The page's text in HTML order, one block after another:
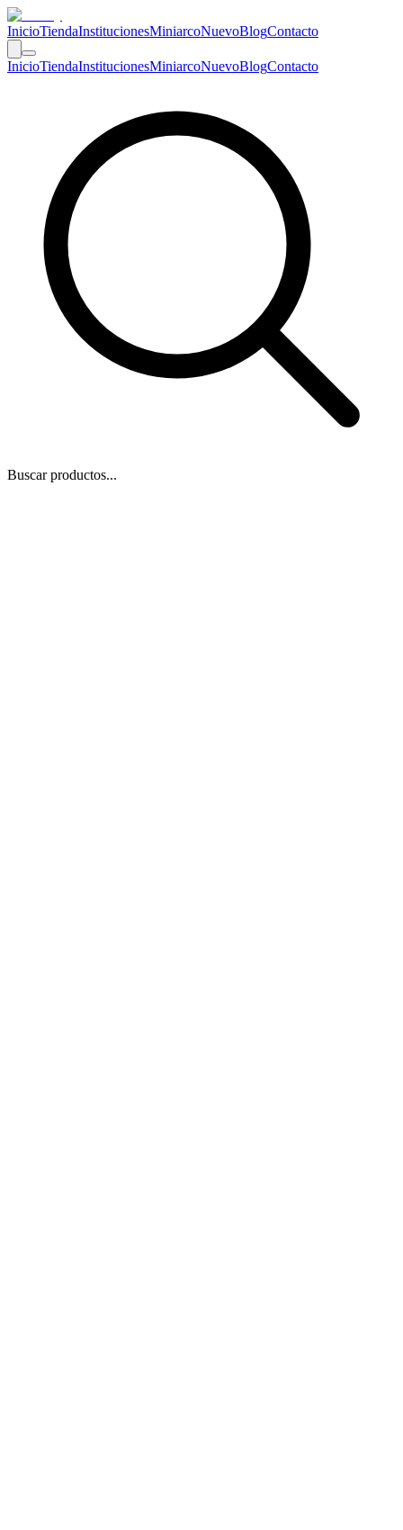
InicioTiendaInstitucionesMiniarcoNuevoBlogContacto
InicioTiendaInstitucionesMiniarcoNuevoBlogContacto
Buscar productos...